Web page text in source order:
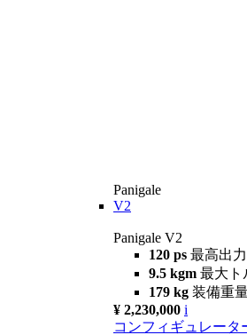
Panigale
V2
Panigale V2
120 ps 最高出力
9.5 kgm 最大ト
179 kg 装備重
¥ 2,230,000 i
コンフィギュレータ